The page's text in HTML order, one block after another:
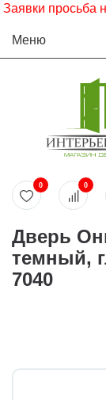
просьба
Меню
0 0
Дверь
темный,
7040